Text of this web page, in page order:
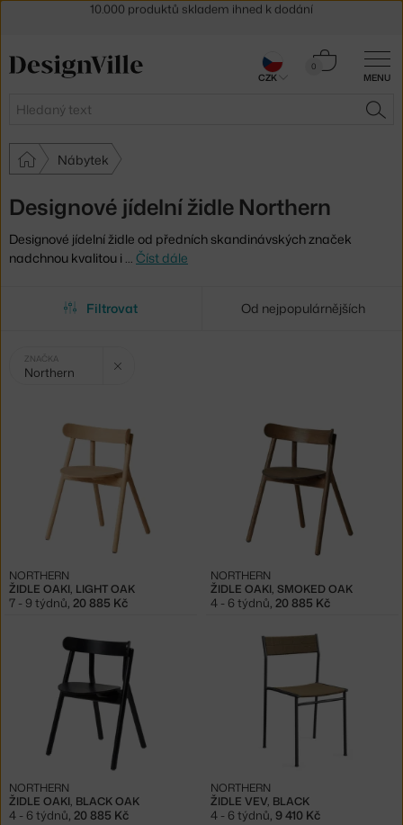
MENU
Hledat
0
Košík
Nábytek
Designové jídelní židle Northern
Designové jídelní židle od předních skandinávských značek
nadchnou kvalitou i … Číst dále
Filtrovat Od nejpopulárnějších
Vybrané
filtry:
ZNAČKA
Northern
ŽIDLE OAKI, LIGHT OAK
NORTHERN
7 - 9 týdnů 20 885 Kč
ŽIDLE OAKI, SMOKED OAK
NORTHERN
4 - 6 týdnů 20 885 Kč
ŽIDLE OAKI, BLACK OAK
NORTHERN
4 - 6 týdnů, 20 885 Kč
ŽIDLE VEV, BLACK
NORTHERN
4 - 6 týdnů, 9 410 Kč
30 dní na vrácení zboží
CZK